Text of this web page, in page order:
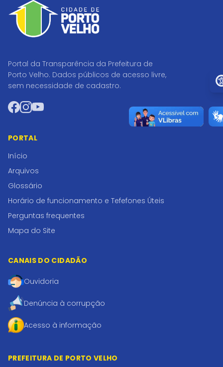
Portal da Transparência da Prefeitura de
Porto Velho. Dados públicos de acesso livre,
sem necessidade de cadastro.
Facebook
Instagram
YouTube
PORTAL
Início
Arquivos
Glossário
Horário de funcionamento e Tefefones Úteis
Perguntas frequentes
Mapa do Site
CANAIS DO CIDADÃO
Ouvidoria
Denúncia à corrupção
Acesso à informação
PREFEITURA DE PORTO VELHO
Ir